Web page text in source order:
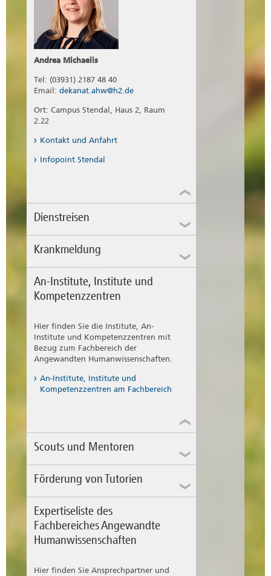
Andrea Michaelis
Tel: (03931) 2187 48 40
Email: dekanat.ahw@h2.de
Ort: Campus Stendal, Haus 2, Raum
2.22
Kontakt und Anfahrt
Infopoint Stendal
Dienstreisen
Dienstreisen
Dienstreisen (pdf)zur
Genehmigung an den
senden
Krankmeldung
Krankmeldung
Verfahren zur
elektronischen
Arbeitsunfähigkeits-
bescheinigung (eAU)
und dem
Arbeitgeber ist die Krankmeldung
über das
Formular Krankmeldung H2
Arbeitsunfähigkeitsbescheinigung
An-Institute, Institute und
Kompetenzzentren
Hier finden Sie die Institute, An-
Institute und Kompetenzzentren mit
Bezug zum Fachbereich der
Angewandten Humanwissenschaften.
An-Institute, Institute und
Kompetenzzentren am Fachbereich
Scouts und Mentoren
Scout Kindheitspädagogik
Förderung von Tutorien
Tutorien sind eine Sonderform von
Veranstaltungen, die das Ziel haben,
ergänzend zur grundständigen Lehre
differenzierte Lehrangebote zu
Expertiseliste des
Fachbereiches Angewandte
Humanwissenschaften
Hier finden Sie Ansprechpartner und